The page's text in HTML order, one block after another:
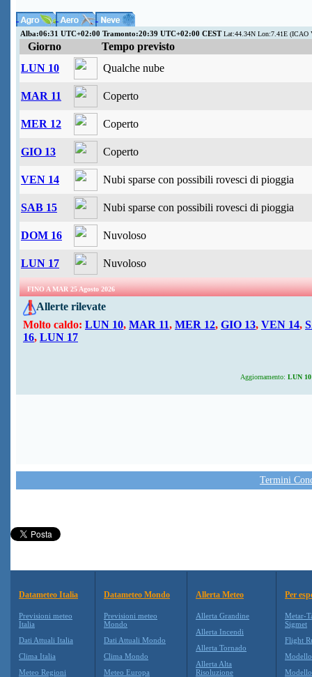
Alba:06:31 UTC+02:00 Tramonto:20:39 UTC+02:00 CESTLat:44.34N Lon:7.41E (ICAO
Giorno
Tempo previsto
LUN 10
Qualche nube
MAR 11 Coperto
MER 12 Coperto
GIO 13 Coperto
VEN 14 Nubi sparse con possibili rovesci di pioggia
SAB 15 Nubi sparse con possibili rovesci di pioggia
DOM 16 Nuvoloso
LUN 17 Nuvoloso
FINO A MAR 25 Agosto 2026
Allerte rilevate
Molto caldo: LUN 10, MAR 11, MER 12, GIO 13, VEN 14,
16, LUN 17
Aggiornamento: LUN 10
Termini
Datameteo Italia
Previsioni meteo
Italia
Dati Attuali Italia
Clima Italia
Meteo Regioni
Datameteo Mondo
Previsioni meteo
Mondo
Dati Attuali Mondo
Clima Mondo
Meteo Europa
Allerta Meteo
Allerta Grandine
Allerta Incendi
Allerta Tornado
Allerta Alta
Risoluzione
Per
Metar-
Sigmet
Flight